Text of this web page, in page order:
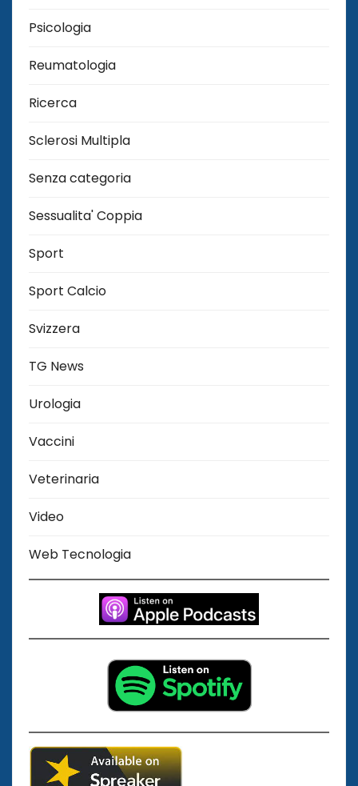
Psicologia
Reumatologia
Ricerca
Sclerosi Multipla
Senza categoria
Sessualita' Coppia
Sport
Sport Calcio
Svizzera
TG News
Urologia
Vaccini
Veterinaria
Video
Web Tecnologia